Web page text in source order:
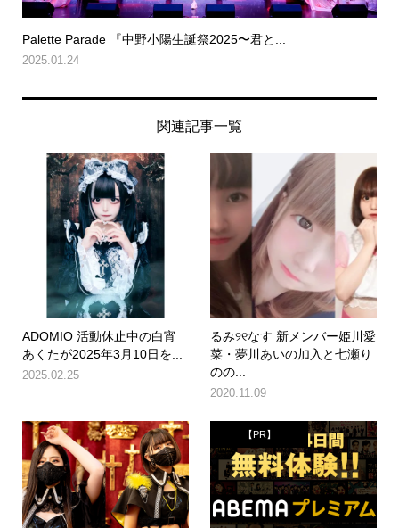
Palette Parade 『中野小陽生誕祭2025〜君と...
2025.01.24
関連記事一覧
ADOMIO 活動休止中の白宵
あくたが2025年3月10日を...
2025.02.25
るみ୨୧なす 新メンバー姫川愛
菜・夢川あいの加入と七瀬り
のの...
2020.11.09
【PR】